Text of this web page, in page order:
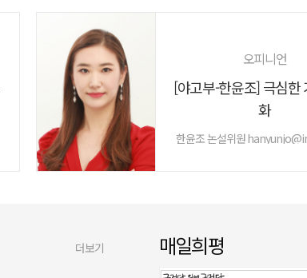
오피니언
[야고부-한윤조] 극심한
화
한윤조 논설위원
더보기 매일희평